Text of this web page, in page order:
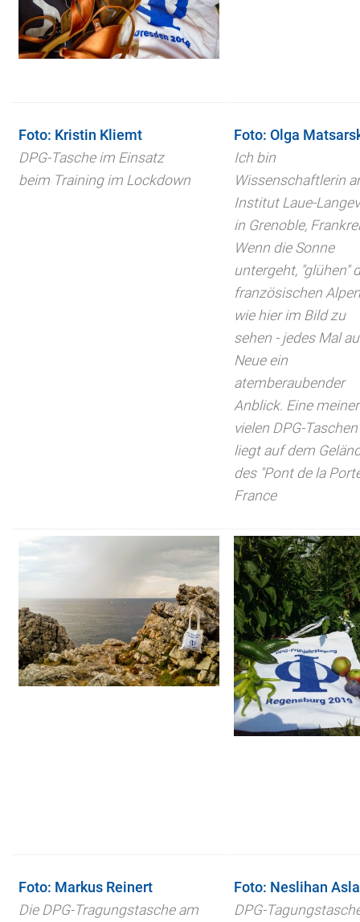
Foto: Kristin Kliemt
DPG-Tasche im Einsatz
beim Training im Lockdown
Foto: Olga
Ich bin
Wissenschaftlerin
Institut Laue-
in Grenoble,
Wenn die Sonne
untergeht, "glühen"
französischen
wie hier im Bild zu
sehen - jedes Mal
Neue ein
atemberaubender
Anblick. Eine meiner
vielen DPG-Taschen
liegt auf dem
des "Pont de la
France
Foto: Markus Reinert
Die DPG-Tragungstasche am
Foto: Neslihan
DPG-